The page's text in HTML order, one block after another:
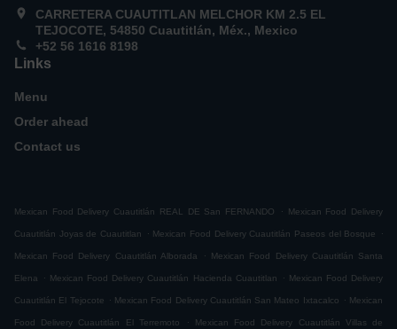
CARRETERA CUAUTITLAN MELCHOR KM 2.5 EL
TEJOCOTE, 54850 Cuautitlán, Méx., Mexico
+52 56 1616 8198
Links
Menu
Order ahead
Contact us
Mexican Food Delivery Cuautitlán REAL DE San FERNANDO . Mexican Food Delivery
Cuautitlán Joyas de Cuautitlan . Mexican Food Delivery Cuautitlán Paseos del Bosque .
Mexican Food Delivery Cuautitlán Alborada . Mexican Food Delivery Cuautitlán Santa
Elena . Mexican Food Delivery Cuautitlán Hacienda Cuautitlan . Mexican Food Delivery
Cuautitlán El Tejocote . Mexican Food Delivery Cuautitlán San Mateo Ixtacalco . Mexican
Food Delivery Cuautitlán El Terremoto . Mexican Food Delivery Cuautitlán Villas de